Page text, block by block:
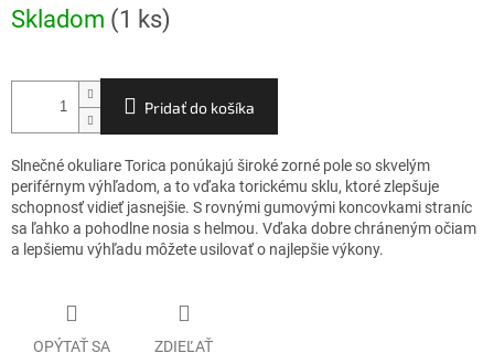
cena:
Skladom (1 ks)
Pridať do košíka
Slnečné okuliare Torica ponúkajú široké zorné pole so skvelým
periférnym výhľadom, a to vďaka torickému sklu, ktoré zlepšuje
schopnosť vidieť jasnejšie. S rovnými gumovými koncovkami straníc
sa ľahko a pohodlne nosia s helmou. Vďaka dobre chráneným očiam
a lepšiemu výhľadu môžete usilovať o najlepšie výkony.
OPÝTAŤ SA ZDIEĽAŤ